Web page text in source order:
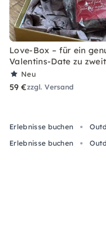
Love-Box – für ein
Valentins-Date zu zweit
Neu
59 €zzgl. Versand
Erlebnisse buchen
Erlebnisse buchen